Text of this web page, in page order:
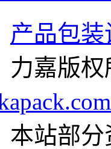
产品包装
力嘉版权
本站部